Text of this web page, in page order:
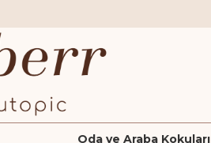
Oda ve Araba Kokuları